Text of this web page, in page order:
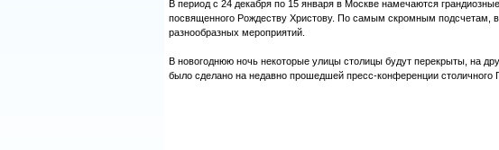
В период с 24 декабря по 15 января в Москве намечаются
посвященного Рождеству Христову. По самым скромным подсчетам,
разнообразных мероприятий.
В новогоднюю ночь некоторые улицы столицы будут перекрыты, на
было сделано на недавно прошедшей пресс-конференции столичного